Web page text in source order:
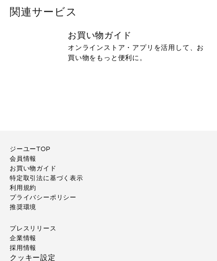
関連サービス
お買い物ガイド
オンラインストア・アプリを活用して、お
買い物をもっと便利に。
ジーユーTOP
会員情報
お買い物ガイド
特定取引法に基づく表示
利用規約
プライバシーポリシー
推奨環境
プレスリリース
企業情報
採用情報
クッキー設定